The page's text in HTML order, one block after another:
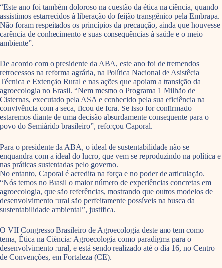
“Este ano foi também doloroso na questão da ética na ciência, quando
assistimos estarrecidos à liberação do feijão transgênico pela Embrapa.
Não foram respeitados os princípios da precaução, ainda que houvesse
carência de conhecimento e suas consequências à saúde e o meio
ambiente”.
De acordo com o presidente da ABA, este ano foi de tremendos
retrocessos na reforma agrária, na Política Nacional de Asistêcia
Técnica e Extenção Rural e nas ações que apoiam a transição da
agroecologia no Brasil. “Nem mesmo o Programa 1 Milhão de
Cisternas, executado pela ASA e conhecido pela sua eficiência na
convivência com a seca, ficou de fora. Se isso for confirmado
estaremos diante de uma decisão absurdamente consequente para o
povo do Semiárido brasileiro”, reforçou Caporal.
Para o presidente da ABA, o ideal de sustentabilidade não se
enquandra com a ideal do lucro, que vem se reproduzindo na política e
nas práticas sustentadas pelo governo.
No entanto, Caporal é acredita na força e no poder de articulação.
“Nós temos no Brasil o maior número de experiências concretas em
agroecologia, que são referências, mostrando que outros modelos de
desenvolvimento rural são perfeitamente possíveis na busca da
sustentabilidade ambiental”, justifica.
O VII Congresso Brasileiro de Agroecologia deste ano tem como
tema, Ética na Ciência: Agroecologia como paradigma para o
desenvolvimento rural, e está sendo realizado até o dia 16, no Centro
de Convenções, em Fortaleza (CE).